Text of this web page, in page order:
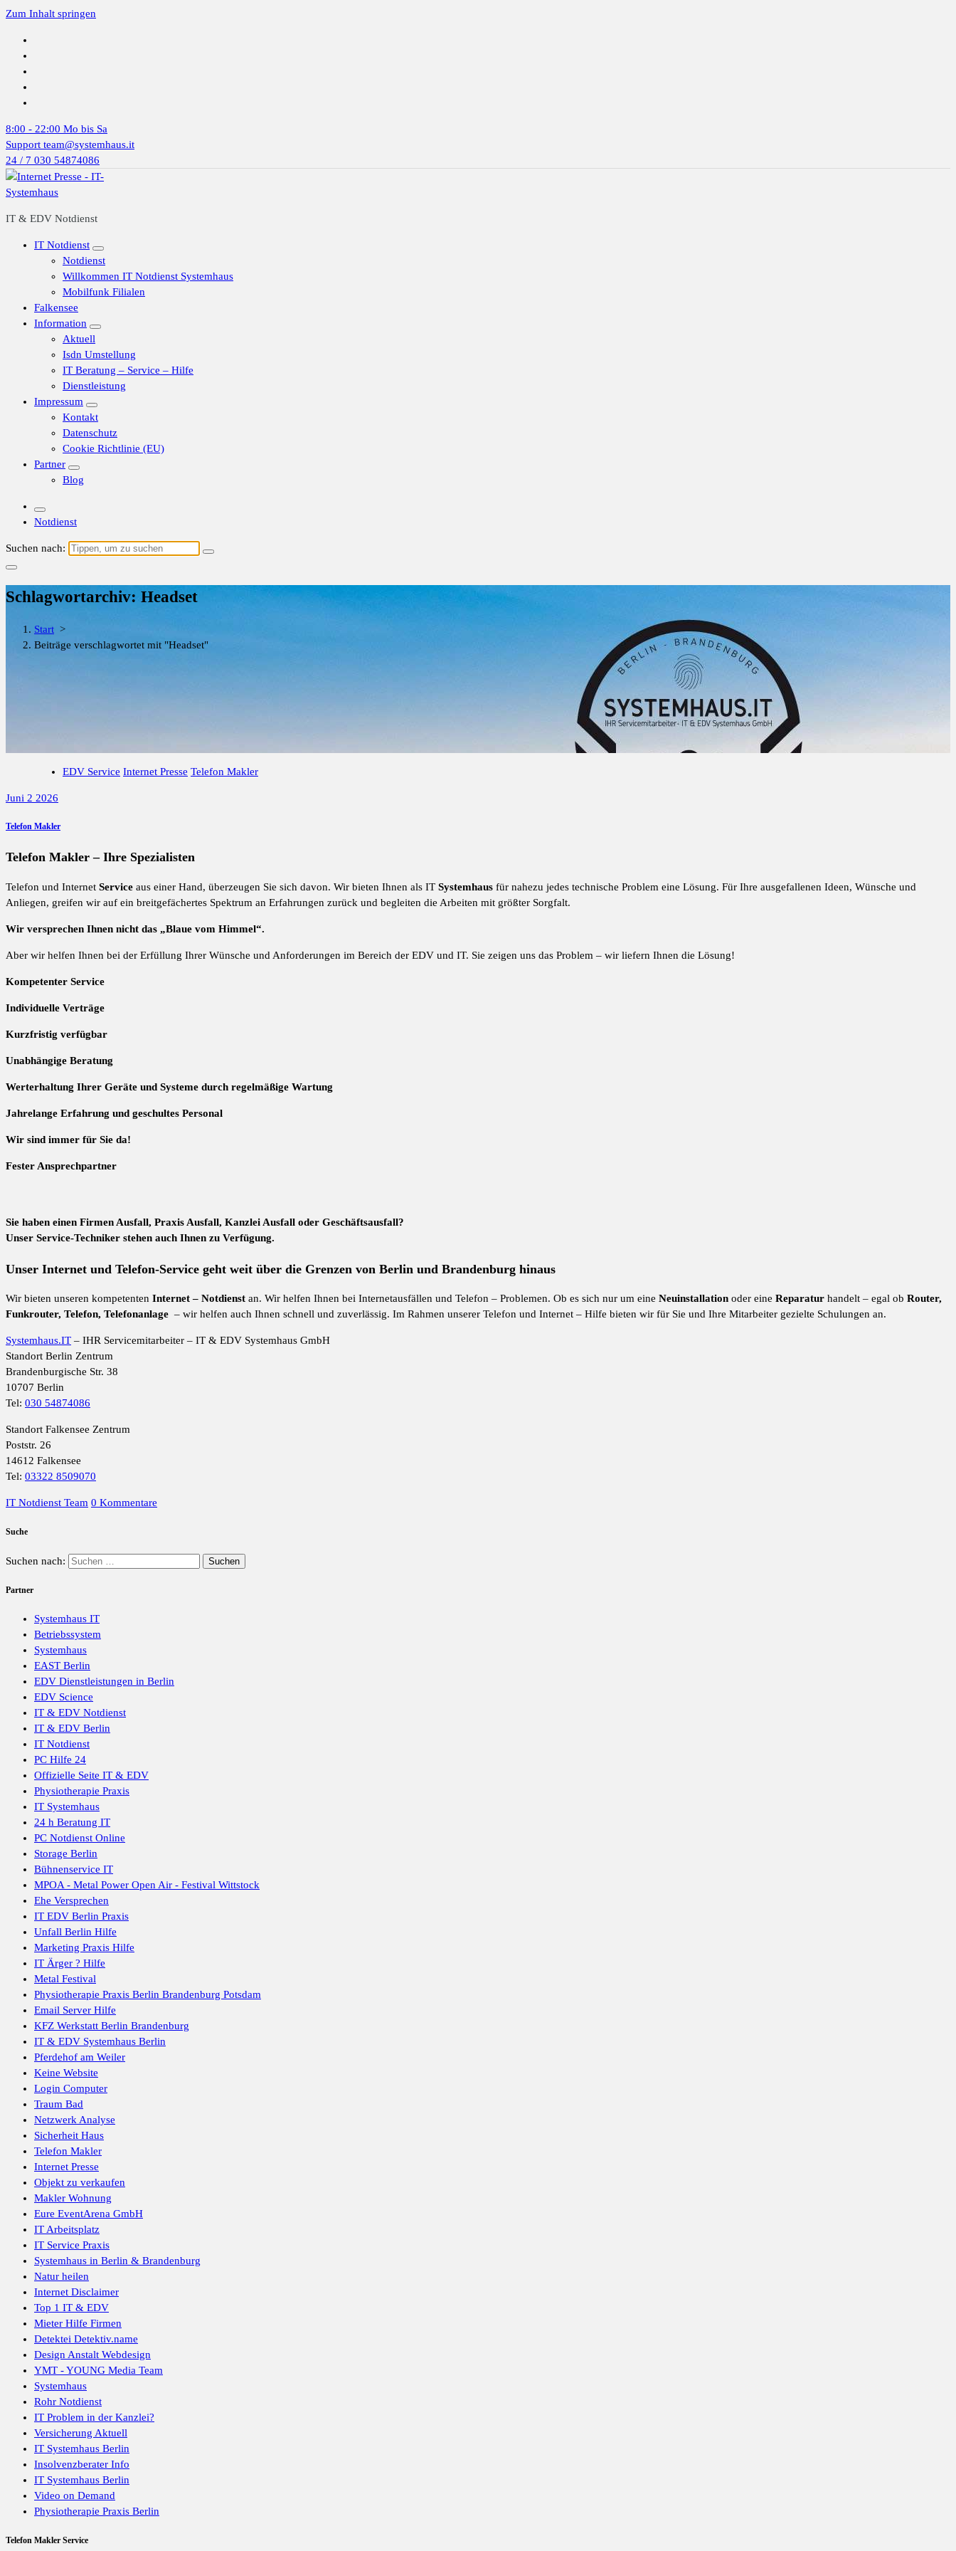
Zum Inhalt springen
8:00 - 22:00 Mo bis Sa
Support team@systemhaus.it
24 / 7 030 54874086
IT & EDV Notdienst
IT Notdienst
Notdienst
Willkommen IT Notdienst Systemhaus
Mobilfunk Filialen
Falkensee
Information
Aktuell
Isdn Umstellung
IT Beratung – Service – Hilfe
Dienstleistung
Impressum
Kontakt
Datenschutz
Cookie Richtlinie (EU)
Partner
Blog
Notdienst
Suchen nach:
Schlagwortarchiv: Headset
Start >
Beiträge verschlagwortet mit "Headset"
EDV Service Internet Presse Telefon Makler
Juni 2 2026
Telefon Makler
Telefon Makler – Ihre Spezialisten
Telefon und Internet Service aus einer Hand, überzeugen Sie sich davon. Wir bieten Ihnen als IT Systemhaus für nahezu jedes technische Problem eine Lösung. Für Ihre ausgefallenen Ideen, Wünsche und
Anliegen, greifen wir auf ein breitgefächertes Spektrum an Erfahrungen zurück und begleiten die Arbeiten mit größter Sorgfalt.
Wir versprechen Ihnen nicht das „Blaue vom Himmel“.
Aber wir helfen Ihnen bei der Erfüllung Ihrer Wünsche und Anforderungen im Bereich der EDV und IT. Sie zeigen uns das Problem – wir liefern Ihnen die Lösung!
Kompetenter Service
Individuelle Verträge
Kurzfristig verfügbar
Unabhängige Beratung
Werterhaltung Ihrer Geräte und Systeme durch regelmäßige Wartung
Jahrelange Erfahrung und geschultes Personal
Wir sind immer für Sie da!
Fester Ansprechpartner
Sie haben einen Firmen Ausfall, Praxis Ausfall, Kanzlei Ausfall oder Geschäftsausfall?
Unser Service-Techniker stehen auch Ihnen zu Verfügung.
Unser Internet und Telefon-Service geht weit über die Grenzen von Berlin und Brandenburg hinaus
Wir bieten unseren kompetenten Internet– Notdienst an. Wir helfen Ihnen bei Internetausfällen und Telefon – Problemen. Ob es sich nur um eine Neuinstallation oder eine Reparatur handelt – egal ob Router,
Funkrouter, Telefon, Telefonanlage – wir helfen auch Ihnen schnell und zuverlässig. Im Rahmen unserer Telefon und Internet – Hilfe bieten wir für Sie und Ihre Mitarbeiter gezielte Schulungen an.
Systemhaus.IT – IHR Servicemitarbeiter – IT & EDV Systemhaus GmbH
Standort Berlin Zentrum
Brandenburgische Str. 38
10707 Berlin
Tel: 030 54874086
Standort Falkensee Zentrum
Poststr. 26
14612 Falkensee
Tel: 03322 8509070
IT Notdienst Team 0 Kommentare
Suche
Suchen nach:
Partner
Systemhaus IT
Betriebssystem
Systemhaus
EAST Berlin
EDV Dienstleistungen in Berlin
EDV Science
IT & EDV Notdienst
IT & EDV Berlin
IT Notdienst
PC Hilfe 24
Offizielle Seite IT & EDV
Physiotherapie Praxis
IT Systemhaus
24 h Beratung IT
PC Notdienst Online
Storage Berlin
Bühnenservice IT
MPOA - Metal Power Open Air - Festival Wittstock
Ehe Versprechen
IT EDV Berlin Praxis
Unfall Berlin Hilfe
Marketing Praxis Hilfe
IT Ärger ? Hilfe
Metal Festival
Physiotherapie Praxis Berlin Brandenburg Potsdam
Email Server Hilfe
KFZ Werkstatt Berlin Brandenburg
IT & EDV Systemhaus Berlin
Pferdehof am Weiler
Keine Website
Login Computer
Traum Bad
Netzwerk Analyse
Sicherheit Haus
Telefon Makler
Internet Presse
Objekt zu verkaufen
Makler Wohnung
Eure EventArena GmbH
IT Arbeitsplatz
IT Service Praxis
Systemhaus in Berlin & Brandenburg
Natur heilen
Internet Disclaimer
Top 1 IT & EDV
Mieter Hilfe Firmen
Detektei Detektiv.name
Design Anstalt Webdesign
YMT - YOUNG Media Team
Systemhaus
Rohr Notdienst
IT Problem in der Kanzlei?
Versicherung Aktuell
IT Systemhaus Berlin
Insolvenzberater Info
IT Systemhaus Berlin
Video on Demand
Physiotherapie Praxis Berlin
Telefon Makler Service